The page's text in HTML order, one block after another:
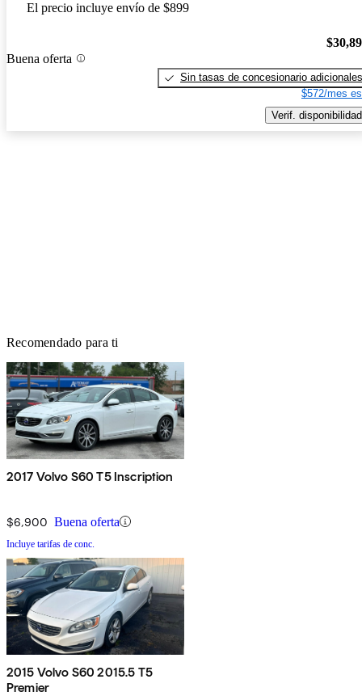
El precio incluye envío de $899
Buena oferta
Sin tasas de concesionario adicionales
$572/mes
Verif. disponibilidad
Recomendado para ti
2017 Volvo S60 T5 Inscription
$6,900 Buena oferta
Incluye tarifas de conc.
2015 Volvo S60 2015.5 T5
Premier